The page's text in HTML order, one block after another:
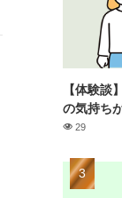
【体験談
の気持ち
29